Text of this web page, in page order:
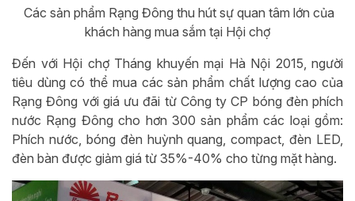
Các sản phẩm Rạng Đông thu hút sự quan tâm lớn của
khách hàng mua sắm tại Hội chợ
Đến với Hội chợ Tháng khuyến mại Hà Nội 2015, người
tiêu dùng có thể mua các sản phẩm chất lượng cao của
Rạng Đông với giá ưu đãi từ Công ty CP bóng đèn phích
nước Rạng Đông cho hơn 300 sản phẩm các loại gồm:
Phích nước, bóng đèn huỳnh quang, compact, đèn LED,
đèn bàn được giảm giá từ 35%-40% cho từng mặt hàng.